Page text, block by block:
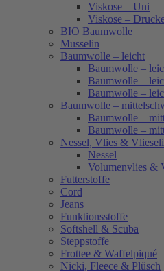
Viskose – Uni
Viskose –
BIO Baumwolle
Musselin
Baumwolle – leicht
Baumwolle –
Baumwolle –
Baumwolle –
Baumwolle –
Baumwolle –
Baumwolle –
Nessel, Vlies &
Nessel
Volumenvlies &
Futterstoffe
Cord
Jeans
Funktionsstoffe
Softshell & Scuba
Steppstoffe
Frottee & Waffelpiqué
Nicki, Fleece & Plüsch